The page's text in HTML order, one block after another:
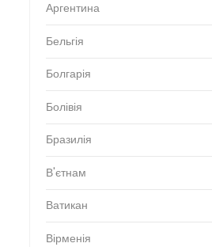
Аргентина
Бельгія
Болгарія
Болівія
Бразилія
В'єтнам
Ватикан
Вірменія